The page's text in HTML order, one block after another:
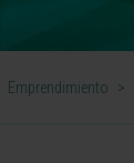
Emprendimiento >